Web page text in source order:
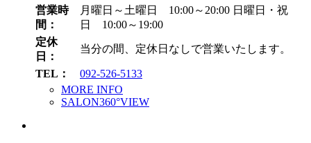
営業時
間：
月曜日～土曜日 10:00～20:00 日曜日・祝
日 10:00～19:00
定休
日：
当分の間、定休日なしで営業いたします。
TEL：
092-526-5133
MORE INFO
SALON360°VIEW